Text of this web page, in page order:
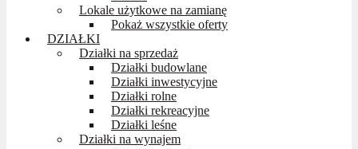
Lokale użytkowe na zamianę
Pokaż wszystkie oferty
DZIAŁKI
Działki na sprzedaż
Działki budowlane
Działki inwestycyjne
Działki rolne
Działki rekreacyjne
Działki leśne
Działki na wynajem